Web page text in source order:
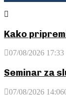
Kako
07/08/2026 17:33
Seminar za
07/08/2026 14:06